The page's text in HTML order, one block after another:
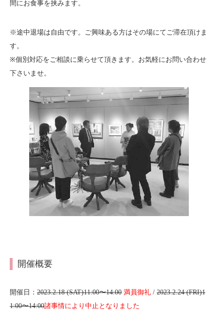
間にお食事を挟みます。
※途中退場は自由です。ご興味ある方はその場にてご滞在頂けま
す。
※個別対応をご相談に乗らせて頂きます。お気軽にお問い合わせ
下さいませ。
開催概要
開催日： 2023.2.18 (SAT)11:00〜14:00 満員御礼 / 2023.2.24 (FRI)1
1:00〜14:00諸事情により中止となりました